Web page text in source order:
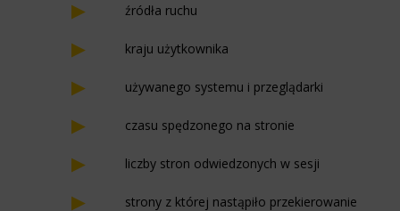
źródła ruchu
kraju użytkownika
używanego systemu i przeglądarki
czasu spędzonego na stronie
liczby stron odwiedzonych w sesji
strony z której nastąpiło przekierowanie